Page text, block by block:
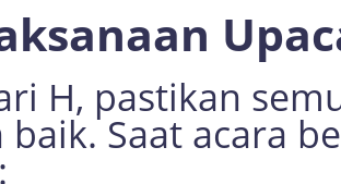
H, pastikan
baik. Saat acara